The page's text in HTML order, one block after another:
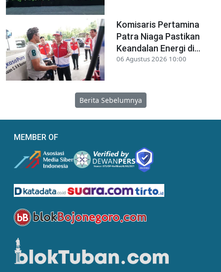
Komisaris Pertamina
Patra Niaga Pastikan
Keandalan Energi di...
06 Agustus 2026 10:00
Berita Sebelumnya
MEMBER OF